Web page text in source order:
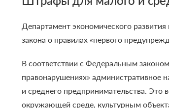
Департамент экономического
закона о правилах «первого
В соответствии с Федеральным
правонарушениях» административное
и среднего предпринимательства.
окружающей среде, культурным